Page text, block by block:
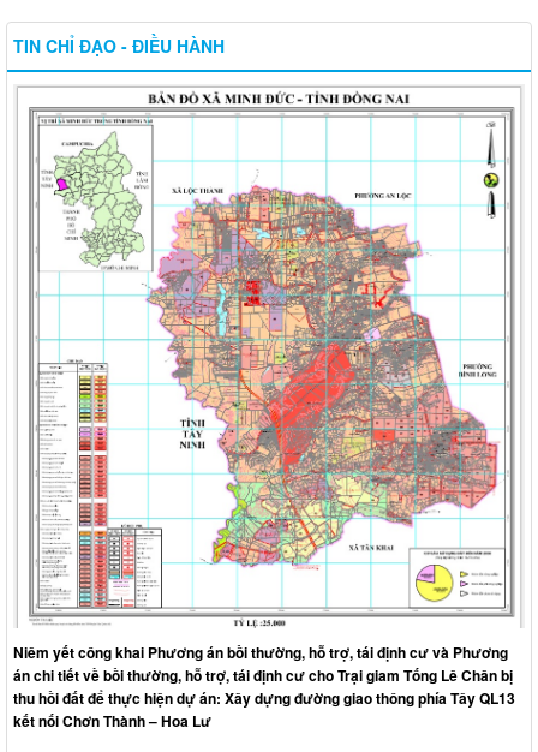
TIN CHỈ ĐẠO - ĐIỀU HÀNH
Niêm yết công khai Phương án bồi thường, hỗ trợ, tái định cư và Phương
án chi tiết về bồi thường, hỗ trợ, tái định cư cho Trại giam Tống Lê Chân bị
thu hồi đất để thực hiện dự án: Xây dựng đường giao thông phía Tây QL13
kết nối Chơn Thành – Hoa Lư